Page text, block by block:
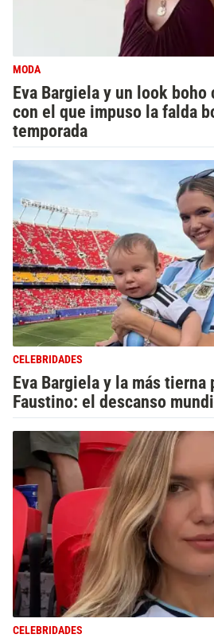
MODA
Eva Bargiela y un look
con el que impuso la falda
temporada
CELEBRIDADES
Eva Bargiela y la más
Faustino: el descanso
CELEBRIDADES